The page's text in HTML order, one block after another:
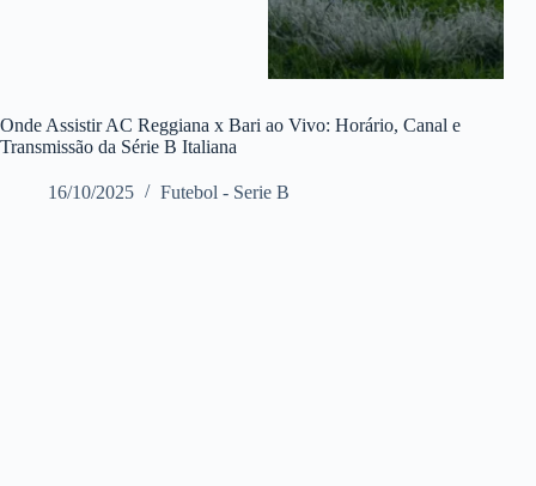
Onde Assistir AC Reggiana x Bari ao Vivo: Horário, Canal e
Transmissão da Série B Italiana
16/10/2025 Futebol - Serie B